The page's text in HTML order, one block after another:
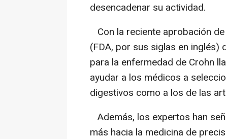
desencadenar su actividad.
Con la reciente aprobación
(FDA, por sus siglas en
para la enfermedad de Crohn
ayudar a los médicos a
digestivos como a los de las
Además, los expertos han
más hacia la medicina de